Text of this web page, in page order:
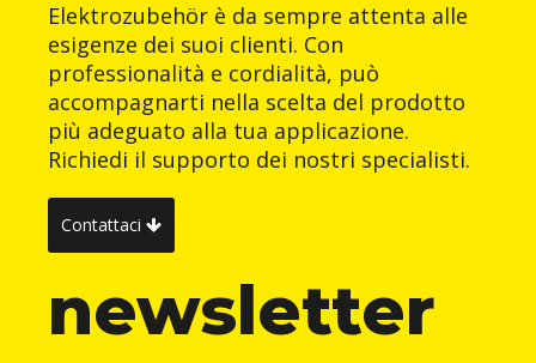
Elektrozubehör è da sempre attenta alle
esigenze dei suoi clienti. Con
professionalità e cordialità, può
accompagnarti nella scelta del prodotto
più adeguato alla tua applicazione.
Richiedi il supporto dei nostri specialisti.
Contattaci
newsletter